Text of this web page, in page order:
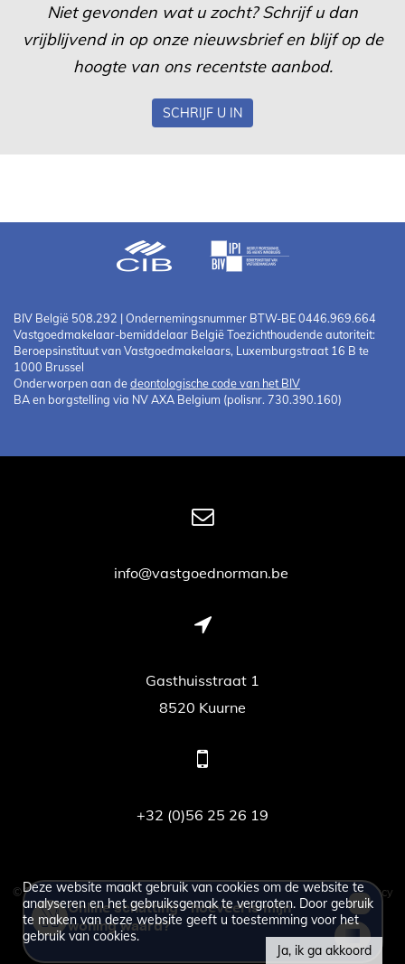
Niet gevonden wat u zocht? Schrijf u dan
vrijblijvend in op onze nieuwsbrief en blijf op de
hoogte van ons recentste aanbod.
SCHRIJF U IN
BIV België 508.292 | Ondernemingsnummer BTW-BE 0446.969.664
Vastgoedmakelaar-bemiddelaar België Toezichthoudende autoriteit:
Beroepsinstituut van Vastgoedmakelaars, Luxemburgstraat 16 B te
1000 Brussel
Onderworpen aan dedeontologische code van het BIV
BA en borgstelling via NV AXA Belgium (polisnr. 730.390.160)
info@vastgoednorman.be
Gasthuisstraat 1
8520 Kuurne
+32 (0)56 25 26 19
© 2026 - vastgoed Norman -Developed by Zabun-Disclaimer-Privacy
policy
Deze website maakt gebruik van cookies om de website te
analyseren en het gebruiksgemak te vergroten. Door gebruik
te maken van deze website geeft u toestemming voor het
gebruik van cookies.
Ja, ik ga akkoord